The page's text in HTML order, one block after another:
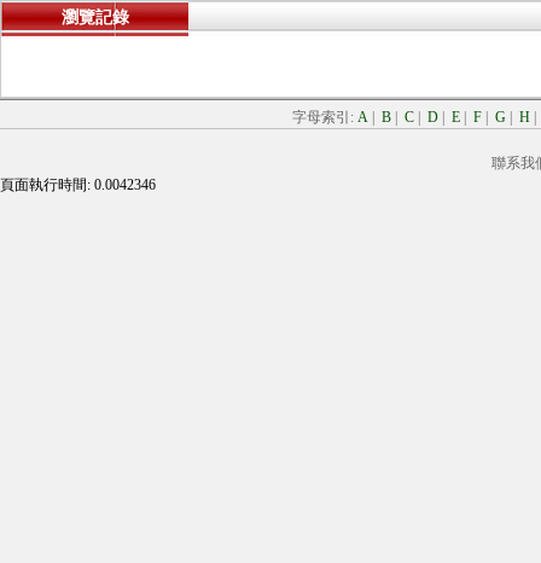
瀏覽記錄
字母索引: A B C D E F G H
聯系我
頁面執行時間: 0.0042346